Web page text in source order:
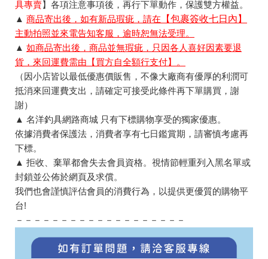
具專賣】各項注意事項後，再行下單動作，保護雙方權益。
▲ 商品寄出後，如有新品瑕疵，請在 【包裹簽收七日內】
主動拍照並來電告知客服，逾時恕無法受理。
▲ 如商品寄出後，商品並無瑕疵，只因各人喜好因素要退
貨，來回運費需由【買方自全額行支付】。
（因小店皆以最低優惠價販售，不像大廠商有優厚的利潤可
抵消來回運費支出，請確定可接受此條件再下單購買，謝
謝）
▲ 名洋釣具網路商城 只有下標購物享受的獨家優惠。
依據消費者保護法，消費者享有七日鑑賞期，請審慎考慮再
下標。
▲ 拒收、棄單都會失去會員資格。視情節輕重列入黑名單或
封鎖並公佈於網頁及求償。
我們也會謹慎評估會員的消費行為，以提供更優質的購物平
台!
－－－－－－－－－－－－－－－－－－－